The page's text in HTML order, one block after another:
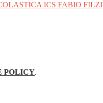
ICS FABIO FILZI
POLICY.